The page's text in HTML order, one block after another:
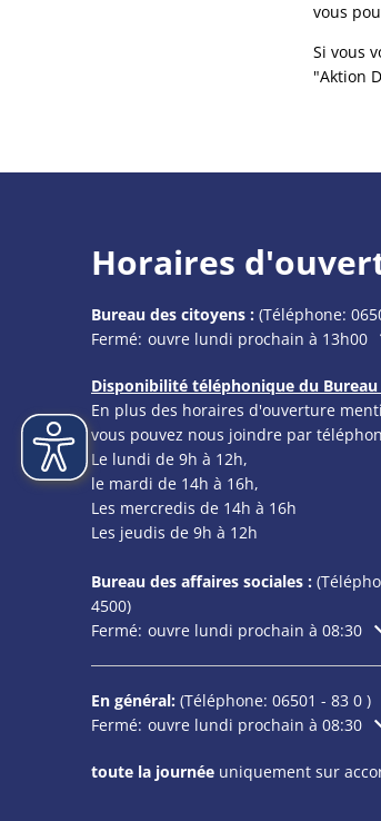
vous
Si vous
"Aktion
Horaires
Bureau des citoyens : (Téléphone:
Cliquez pour masquer les heures
Fermé: ouvre lundi prochain à 13h00
Disponibilité téléphonique du
En plus des horaires d'ouverture
vous pouvez nous joindre par
Le lundi de 9h à 12h,
le mardi de 14h à 16h,
Les mercredis de 14h à 16h
Les jeudis de 9h à 12h
Bureau des affaires sociales :
4500)
Cliquez pour masquer les heures
Fermé: ouvre lundi prochain à 08:30
En général: (Téléphone: 06501 - 83 0 )
Cliquez pour masquer les heures
Fermé: ouvre lundi prochain à 08:30
toute la journée uniquement sur